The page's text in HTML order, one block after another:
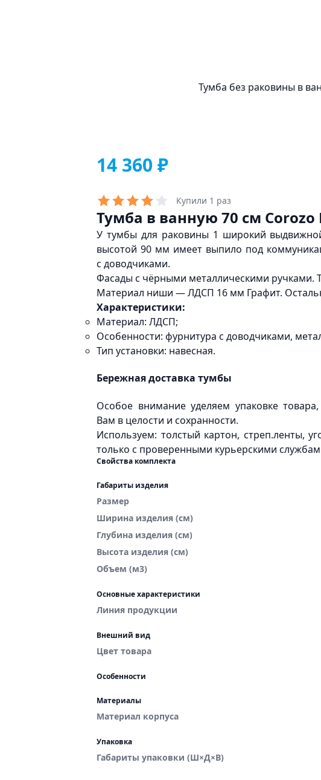
Тумба без раковины в
14 360 ₽
Купили 1 раз
Тумба в ванную 70 см Corozo
У тумбы для раковины 1 широкий
высотой 90 мм имеет выпило под
с доводчиками.
Фасады с чёрными металлическими ручками.
Материал ниши — ЛДСП 16 мм Графит.
Характеристики:
Материал: ЛДСП;
Особенности: фурнитура с доводчиками,
Тип установки: навесная.
Бережная доставка тумбы
Особое внимание уделяем упаковке
Вам в целости и сохранности.
Используем: толстый картон, стреп.ленты,
только с проверенными курьерскими
Свойства комплекта
Габариты изделия
Размер
Ширина изделия (см)
Глубина изделия (см)
Высота изделия (см)
Объем (м3)
Основные характеристики
Линия продукции
Внешний вид
Цвет товара
Особенности
Материалы
Материал корпуса
Упаковка
Габариты упаковки (Ш×Д×В)